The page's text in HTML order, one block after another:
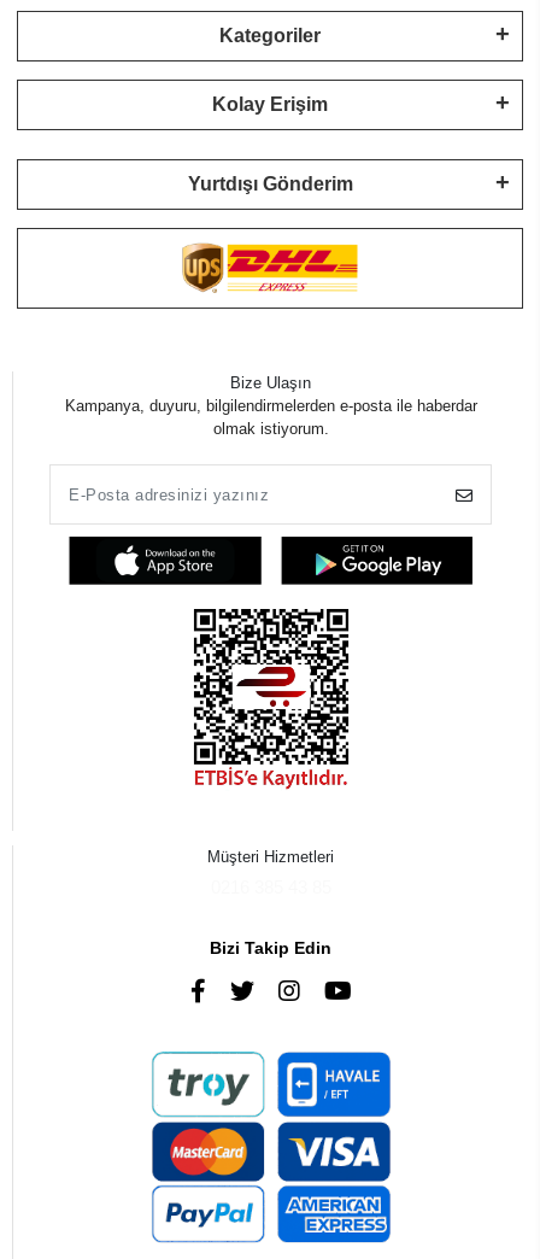
Kategoriler
Kolay Erişim
Yurtdışı Gönderim
Bize Ulaşın
Kampanya, duyuru, bilgilendirmelerden e-posta ile haberdar
olmak istiyorum.
Müşteri Hizmetleri
Bizi Takip Edin